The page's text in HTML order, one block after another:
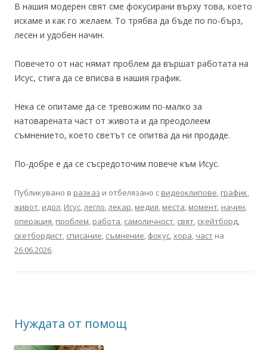
В нашия модерен свят сме фокусирани върху това, което
искаме и как го желаем. То трябва да бъде по по-бърз,
лесен и удобен начин.
Повечето от нас нямат проблем да вършат работата на
Исус, стига да се вписва в нашия график.
Нека се опитаме да се тревожим по-малко за
натоварената част от живота и да преодолеем
съмнението, което светът се опитва да ни продаде.
По-добре е да се съсредоточим повече към Исус.
Публикувано в разказ и отбелязано с видеоклипове, график,
живот, идол, Исус,легло,лекар, медия, места, момент, начин,
операция, проблем, работа, самоличност, свят, скейтборд,
скетбордист, списание, съмнение, фокус,хора, част на
26.06.2026.
Нуждата от помощ